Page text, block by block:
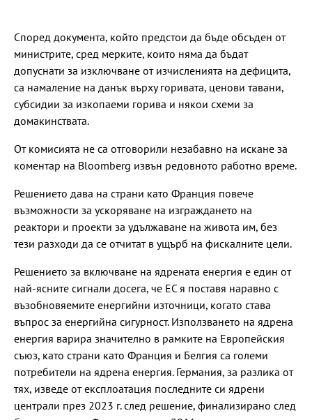
Според документа, който предстои да бъде обсъден от
министрите, сред мерките, които няма да бъдат
допуснати за изключване от изчисленията на дефицита,
са намаление на данък върху горивата, ценови тавани,
субсидии за изкопаеми горива и някои схеми за
домакинствата.
От комисията не са отговорили незабавно на искане за
коментар на Bloomberg извън редовното работно време.
Решението дава на страни като Франция повече
възможности за ускоряване на изграждането на
реактори и проекти за удължаване на живота им, без
тези разходи да се отчитат в ущърб на фискалните цели.
Решението за включване на ядрената енергия е един от
най-ясните сигнали досега, че ЕС я поставя наравно с
възобновяемите енергийни източници, когато става
въпрос за енергийна сигурност. Използването на ядрена
енергия варира значително в рамките на Европейския
съюз, като страни като Франция и Белгия са големи
потребители на ядрена енергия. Германия, за разлика от
тях, изведе от експлоатация последните си ядрени
централи през 2023 г. след решение, финализирано след